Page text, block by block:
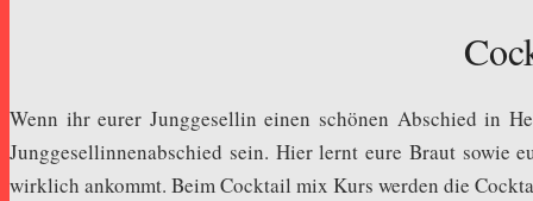
Wenn ihr eurer Junggesellin einen schönen Abschied in
Junggesellinnenabschied sein. Hier lernt eure Braut sowie
wirklich ankommt. Beim Cocktail mix Kurs werden die